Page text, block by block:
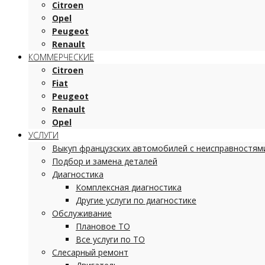
Citroen
Opel
Peugeot
Renault
КОММЕРЧЕСКИЕ
Citroen
Fiat
Peugeot
Renault
Opel
УСЛУГИ
Выкуп французских автомобилей с
Подбор и замена деталей
Диагностика
Комплексная диагностика
Другие услуги по диагностике
Обслуживание
Плановое ТО
Все услуги по ТО
Слесарный ремонт